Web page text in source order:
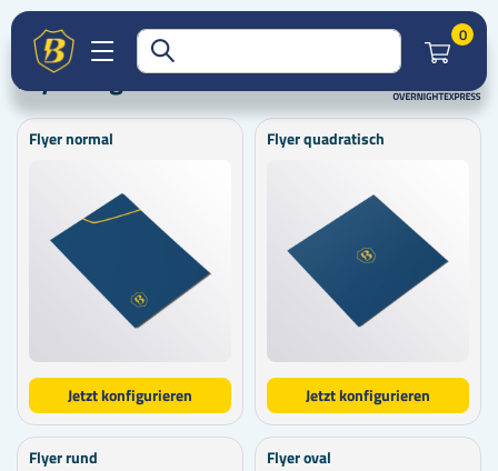
0
Startseite
Flyer ungefalzt
Flyer normal
Jetzt konfigurieren
Flyer quadratisch
Jetzt konfigurieren
Flyer rund Flyer oval